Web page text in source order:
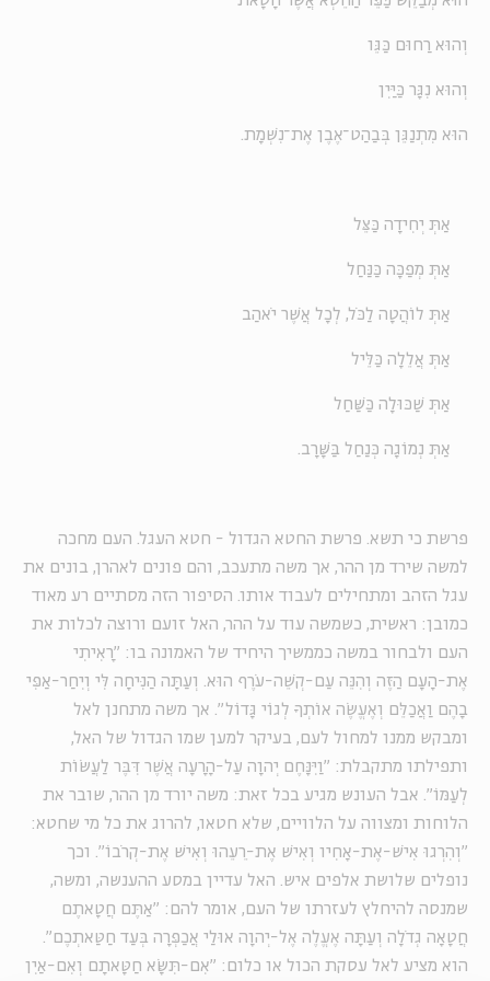
וְהוּא רַחוּם כַּגֵּו
וְהוּא נִגָּר כַּיַּיִן
הוּא מִתְנַגֵּן בְּבַהַט־אֶבֶן אֶת־נִשְׁמָת.
אַתְּ יְחִידָה כַּצֵּל
אַתְּ מְפַכָּה כַּנַּחַל
אַתְּ לוֹהֲטָה לַכֹּל, לְכָל אֲשֶׁר יֹאהַב
אַתְּ אֲלֵלָה כַּלֵּיל
אַתְּ שַׁכּוּלָה כַּשַּׁחַל
אַתְּ נְמוֹגָה כְּנַחַל בַּשָּׁרָב.
פרשת כי תשא. פרשת החטא הגדול - חטא העגל. העם מחכה
למשה שירד מן ההר, אך משה מתעכב, והם פונים לאהרן, בונים את
עגל הזהב ומתחילים לעבוד אותו. הסיפור הזה מסתיים רע מאוד
כמובן: ראשית, כשמשה עוד על ההר, האל זועם ורוצה לכלות את
העם ולבחור במשה כממשיך היחיד של האמונה בו: "רָאִיתִי
אֶת-הָעָם הַזֶּה וְהִנֵּה עַם-קְשֵׁה-עֹרֶף הוּא. וְעַתָּה הַנִּיחָה לִּי וְיִחַר-אַפִּי
בָהֶם וַאֲכַלֵּם וְאֶעֱשֶׂה אוֹתְךָ לְגוֹי גָּדוֹל". אך משה מתחנן לאל
ומבקש ממנו למחול לעם, בעיקר למען שמו הגדול של האל,
ותפילתו מתקבלת: "וַיִּנָּחֶם יְהוָה עַל-הָרָעָה אֲשֶׁר דִּבֶּר לַעֲשׂוֹת
לְעַמּוֹ". אבל העונש מגיע בכל זאת: משה יורד מן ההר, שובר את
הלוחות ומצווה על הלוויים, שלא חטאו, להרוג את כל מי שחטא:
"וְהִרְגוּ אִישׁ-אֶת-אָחִיו וְאִישׁ אֶת-רֵעֵהוּ וְאִישׁ אֶת-קְרֹבוֹ". וכך
נופלים שלושת אלפים איש. האל עדיין במסע ההענשה, ומשה,
שמנסה להיחלץ לעזרתו של העם, אומר להם: "אַתֶּם חֲטָאתֶם
חֲטָאָה גְדֹלָה וְעַתָּה אֶעֱלֶה אֶל-יְהוָה אוּלַי אֲכַפְּרָה בְּעַד חַטַּאתְכֶם".
הוא מציע לאל עסקת הכול או כלום: "אִם-תִּשָּׂא חַטָּאתָם וְאִם-אַיִן